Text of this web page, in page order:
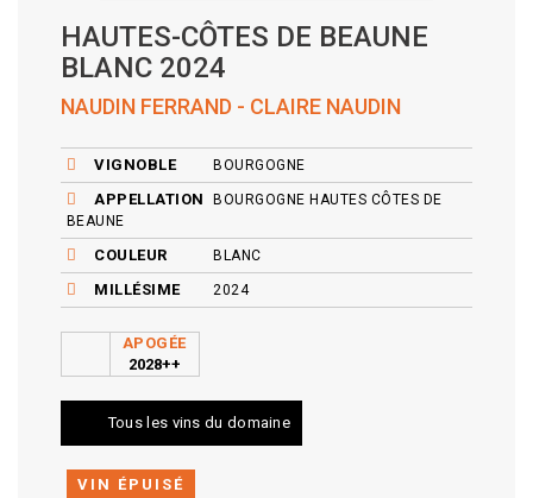
HAUTES-CÔTES DE BEAUNE
BLANC 2024
NAUDIN FERRAND - CLAIRE NAUDIN
VIGNOBLE BOURGOGNE
APPELLATION
BOURGOGNE HAUTES CÔTES DE
BEAUNE
COULEUR BLANC
MILLÉSIME 2024
APOGÉE
2028++
Tous les vins du domaine
VIN ÉPUISÉ